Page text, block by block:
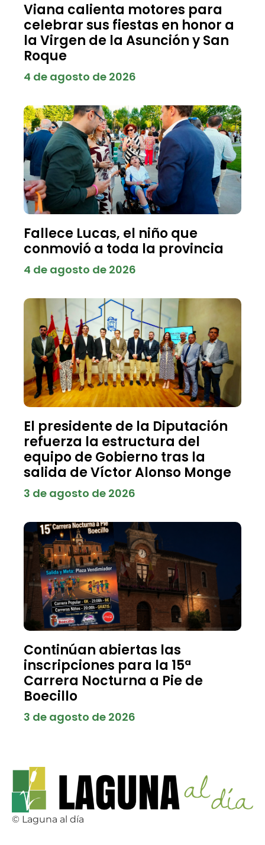
Viana calienta motores para
celebrar sus fiestas en honor a
la Virgen de la Asunción y San
Roque
4 de agosto de 2026
Fallece Lucas, el niño que
conmovió a toda la provincia
4 de agosto de 2026
El presidente de la Diputación
refuerza la estructura del
equipo de Gobierno tras la
salida de Víctor Alonso Monge
3 de agosto de 2026
Continúan abiertas las
inscripciones para la 15ª
Carrera Nocturna a Pie de
Boecillo
3 de agosto de 2026
© Laguna al día